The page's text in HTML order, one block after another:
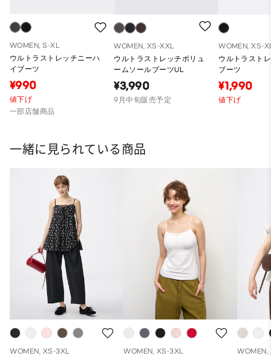
WOMEN, S-XL
ウルトラストレッチニーハ
イブーツ
¥990
値下げ
一部店舗商品
WOMEN, XS-XXL
ウルトラストレッチボリュ
ームソールブーツUL
¥3,990
9月中旬販売予定
WOMEN, XS-
ウルトラスト
ブーツ
¥1,990
値下げ
一緒に見られている商品
WOMEN, XS-3XL WOMEN, XS-3XL WOMEN,